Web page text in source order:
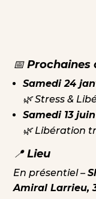
📅Prochaines
Samedi 24
🌿Stress &
Samedi 13
🌿Libération
📍Lieu
En présentiel –
Amiral Larrieu,